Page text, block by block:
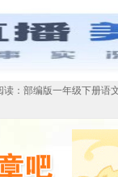
：部编版一年级下册语